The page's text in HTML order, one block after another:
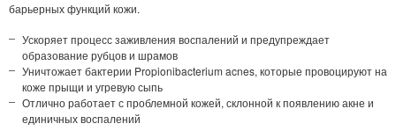
барьерных функций кожи.
Ускоряет процесс заживления воспалений и предупреждает
образование рубцов и шрамов
Уничтожает бактерии Propionibacterium acnes, которые провоцируют на
коже прыщи и угревую сыпь
Отлично работает с проблемной кожей, склонной к появлению акне и
единичных воспалений